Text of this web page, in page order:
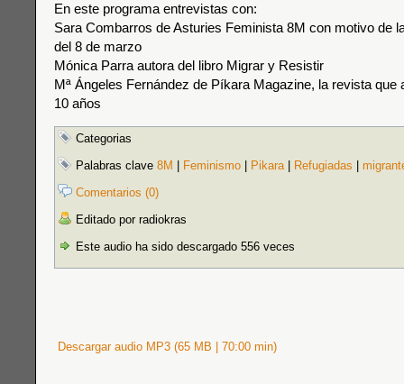
En este programa entrevistas con:
Sara Combarros de Asturies Feminista 8M con motivo de
del 8 de marzo
Mónica Parra autora del libro Migrar y Resistir
Mª Ángeles Fernández de Píkara Magazine, la revista que
10 años
Categorias
Palabras clave 8M Feminismo Pikara| Refugiadas
Comentarios (0)
Editado por radiokras
Este audio ha sido descargado 556 veces
Descargar audio MP3 (65 MB | 70:00 min)